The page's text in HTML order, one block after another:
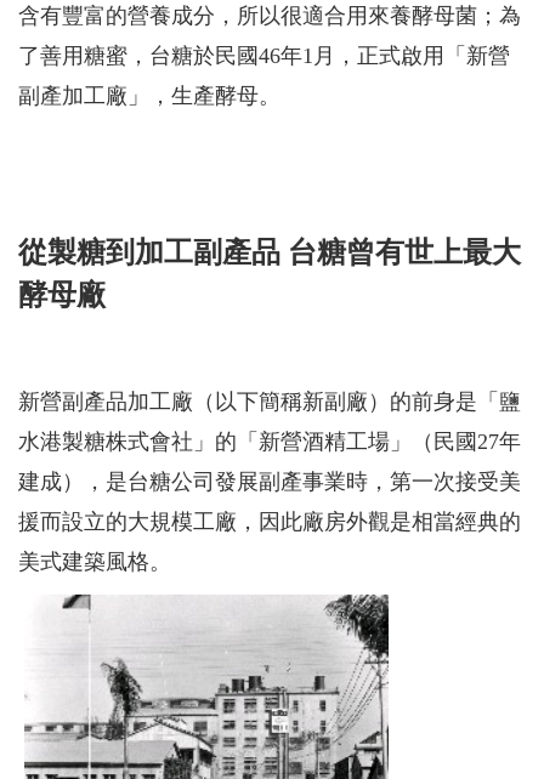
含有豐富的營養成分，所以很適合用來養酵母菌；為
了善用糖蜜，台糖於民國46年1月，正式啟用「新營
副產加工廠」，生產酵母。
從製糖到加工副產品 台糖曾有世上最大
酵母廠
新營副產品加工廠（以下簡稱新副廠）的前身是「鹽
水港製糖株式會社」的「新營酒精工場」（民國27年
建成），是台糖公司發展副產事業時，第一次接受美
援而設立的大規模工廠，因此廠房外觀是相當經典的
美式建築風格。